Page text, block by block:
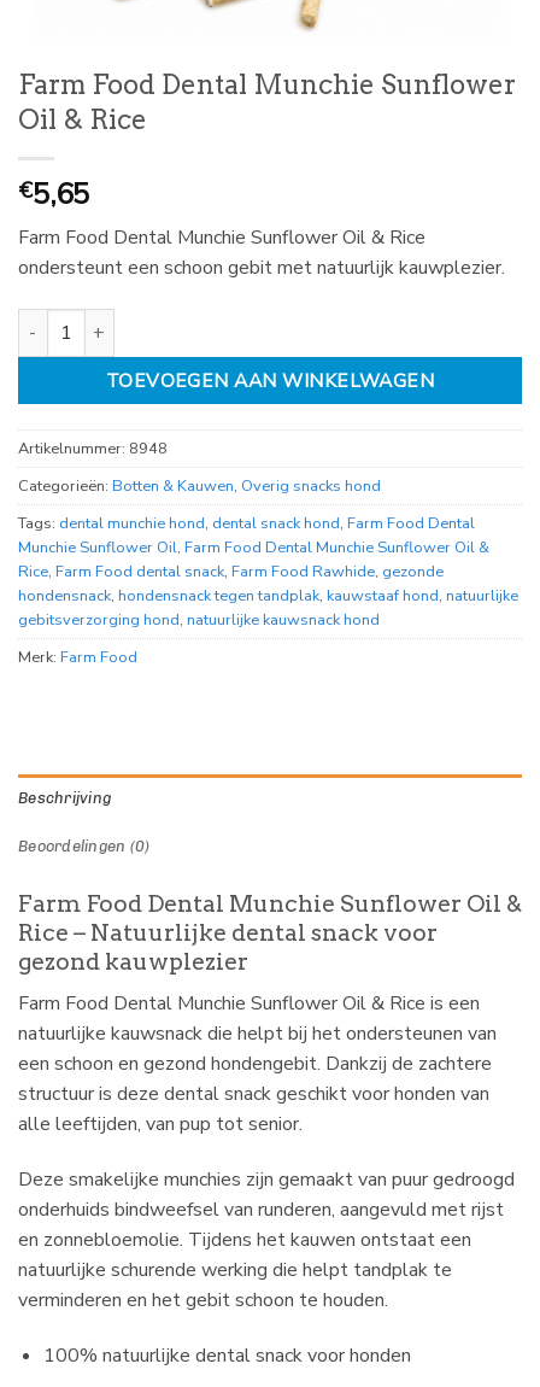
Farm Food Dental Munchie Sunflower
Oil & Rice
€5,65
Farm Food Dental Munchie Sunflower Oil & Rice
ondersteunt een schoon gebit met natuurlijk kauwplezier.
Farm Food Dental Munchie Sunflower Oil & Rice aantal
TOEVOEGEN AAN WINKELWAGEN
Artikelnummer: 8948
Categorieën: Botten & Kauwen, Overig snacks hond
Tags: dental munchie hond, dental snack hond, Farm Food Dental
Munchie Sunflower Oil, Farm Food Dental Munchie Sunflower Oil &
Rice, Farm Food dental snack, Farm Food Rawhide, gezonde
hondensnack, hondensnack tegen tandplak, kauwstaaf hond, natuurlijke
gebitsverzorging hond, natuurlijke kauwsnack hond
Merk: Farm Food
Beschrijving
Beoordelingen (0)
Farm Food Dental Munchie Sunflower Oil &
Rice – Natuurlijke dental snack voor
gezond kauwplezier
Farm Food Dental Munchie Sunflower Oil & Rice is een
natuurlijke kauwsnack die helpt bij het ondersteunen van
een schoon en gezond hondengebit. Dankzij de zachtere
structuur is deze dental snack geschikt voor honden van
alle leeftijden, van pup tot senior.
Deze smakelijke munchies zijn gemaakt van puur gedroogd
onderhuids bindweefsel van runderen, aangevuld met rijst
en zonnebloemolie. Tijdens het kauwen ontstaat een
natuurlijke schurende werking die helpt tandplak te
verminderen en het gebit schoon te houden.
100% natuurlijke dental snack voor honden